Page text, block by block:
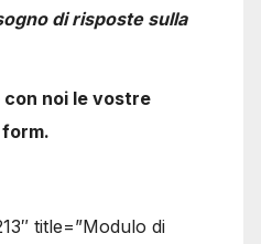
di risposte sulla
noi le vostre
title=”Modulo di